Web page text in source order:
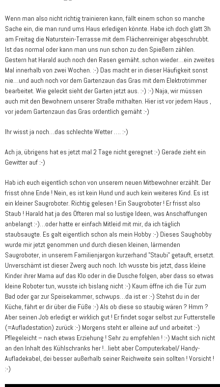
Wenn man also nicht richtig trainieren kann, fällt einem schon so manche
Sache ein, die man rund ums Haus erledigen könnte. Habe ich doch glatt 3h
am Freitag die Naturstein-Terrasse mit dem Flächenreiniger abgeschrubbt.
Ist das normal oder kann man uns nun schon zu den Spießern zählen.
Gestern hat Harald auch noch den Rasen gemäht..schon wieder…ein zweites
Mal innerhalb von zwei Wochen. :-) Das macht er in dieser Häufigkeit sonst
nie…und auch noch vor dem Gartenzaun das Gras mit dem Elektrotrimmer
bearbeitet. Wie geleckt sieht der Garten jetzt aus. :-) :-) Naja, wir müssen
auch mit den Bewohnern unserer Straße mithalten. Hier ist vor jedem Haus ,
vor jedem Gartenzaun das Gras ordentlich gemäht :-)
Ihr wisst ja noch…das schlechte Wetter …. :-)
Ach ja, übrigens hat es jetzt mal 2 Tage nicht geregnet :-) Gerade zieht ein
Gewitter auf :-)
Hab ich euch eigentlich schon von unserem neuen Mitbewohner erzählt. Der
frisst ohne Ende ! Nein, es ist kein Hund und auch kein weiteres Kind. Es ist
ein kleiner Saugroboter. Richtig gelesen ! Ein Saugroboter ! Er frisst also
Staub ! Harald hat ja des Öfteren mal so lustige Ideen, was Anschaffungen
anbelangt :-)…oder hatte er einfach Mitleid mit mir, da ich täglich
staubsaugte. Es galt eigentlich schon als mein Hobby :-) Dieses Saughobby
wurde mir jetzt genommen und durch diesen kleinen, lärmenden
Saugroboter, in unserem Familienjargon kurzerhand "Staubi" getauft, ersetzt.
Unverschämt ist dieser Zwerg auch noch. Ich wusste bis jetzt, dass kleine
Kinder ihrer Mama auf das Klo oder in die Dusche folgen, aber dass so etwas
kleine Roboter tun, wusste ich bislang nicht :-) Kaum öffne ich die Tür zum
Bad oder gar zur Speisekammer, schwups…da ist er :-) Stehst du in der
Küche, fährt er dir über die Füße :-) Als ob diese so staubig wären ? Hmm ?
Aber seinen Job erledigt er wirklich gut ! Er findet sogar selbst zur Futterstelle
(=Aufladestation) zurück :-) Morgens steht er alleine auf und arbeitet :-)
Pflegeleicht – nach etwas Erziehung ! Sehr zu empfehlen ! :-) Macht sich nicht
an den Inhalt des Kühlschranks her !...liebt aber Computerkabel/ Handy-
Aufladekabel, dei besser außerhalb seiner Reichweite sein sollten ! Vorsicht !
:-)